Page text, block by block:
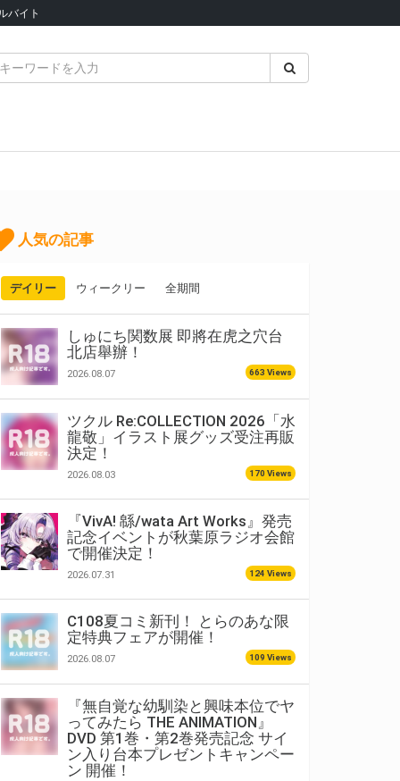
バイト
人気の記事
デイリー ウィークリー 全期間
しゅにち関数展 即將在虎之穴台
北店舉辦！
2026.08.07 663 Views
ツクル Re:COLLECTION 2026「水
龍敬」イラスト展グッズ受注再販
決定！
2026.08.03 170 Views
『VivA! 緜/wata Art Works』発売
記念イベントが秋葉原ラジオ会館
で開催決定！
2026.07.31 124 Views
C108夏コミ新刊！ とらのあな限
定特典フェアが開催！
2026.08.07 109 Views
『無自覚な幼馴染と興味本位でヤ
ってみたら THE ANIMATION』
DVD 第1巻・第2巻発売記念 サイ
ン入り台本プレゼントキャンペー
ン 開催！